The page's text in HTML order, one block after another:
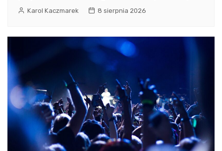
Karol Kaczmarek 8 sierpnia 2026